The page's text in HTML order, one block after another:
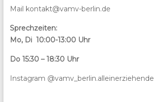
Mail kontakt@vamv-berlin.de
Sprechzeiten:
Mo, Di 10:00-13:00 Uhr
Do 15:30 – 18:30 Uhr
Instagram @vamv_berlin.alleinerziehende